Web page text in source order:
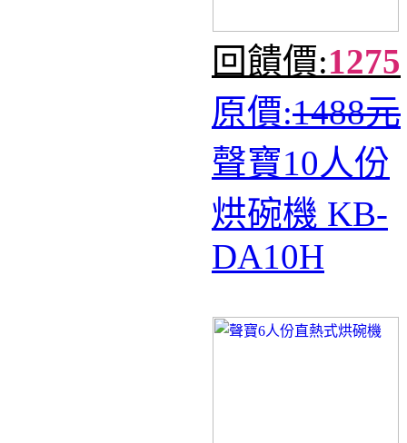
回饋價:1275
原價:1488元
聲寶10人份
烘碗機 KB-
DA10H